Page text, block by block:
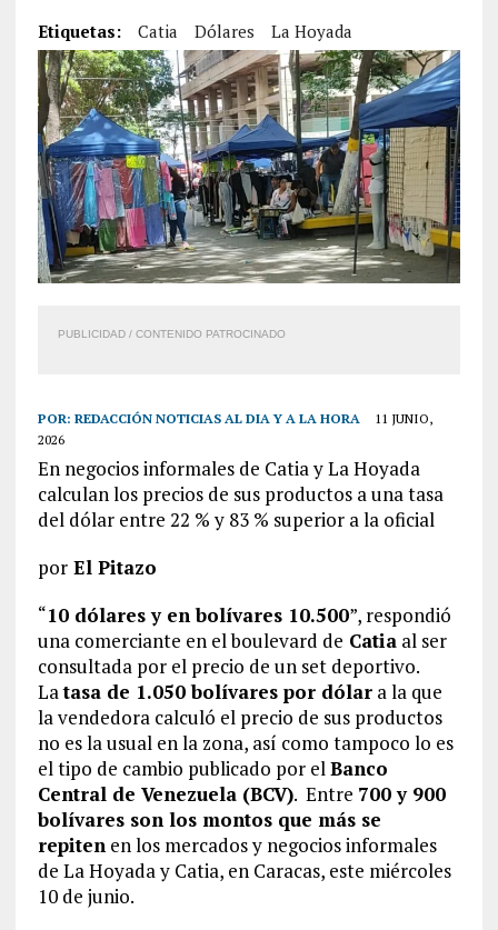
Etiquetas: Catia Dólares La Hoyada
PUBLICIDAD / CONTENIDO PATROCINADO
POR: REDACCIÓN NOTICIAS AL DIA Y A LA HORA
11 JUNIO,
2026
En negocios informales de Catia y La Hoyada
calculan los precios de sus productos a una tasa
del dólar entre 22 % y 83 % superior a la oficial
porEl Pitazo
“10 dólares y en bolívares 10.500”, respondió
una comerciante en el boulevard de Catiaal ser
consultada por el precio de un set deportivo.
Latasa de 1.050 bolívares por dólara la que
la vendedora calculó el precio de sus productos
no es la usual en la zona, así como tampoco lo es
el tipo de cambio publicado por elBanco
Central de Venezuela (BCV). Entre 700 y 900
bolívares son los montos que más se
repitenen los mercados y negocios informales
de La Hoyada y Catia, en Caracas, este miércoles
10 de junio.